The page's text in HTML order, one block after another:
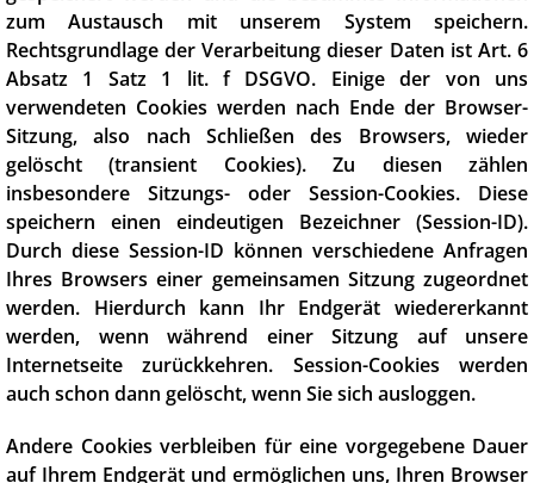
zum Austausch mit unserem System speichern.
Rechtsgrundlage der Verarbeitung dieser Daten ist Art. 6
Absatz 1 Satz 1 lit. f DSGVO. Einige der von uns
verwendeten Cookies werden nach Ende der Browser-
Sitzung, also nach Schließen des Browsers, wieder
gelöscht (transient Cookies). Zu diesen zählen
insbesondere Sitzungs- oder Session-Cookies. Diese
speichern einen eindeutigen Bezeichner (Session-ID).
Durch diese Session-ID können verschiedene Anfragen
Ihres Browsers einer gemeinsamen Sitzung zugeordnet
werden. Hierdurch kann Ihr Endgerät wiedererkannt
werden, wenn während einer Sitzung auf unsere
Internetseite zurückkehren. Session-Cookies werden
auch schon dann gelöscht, wenn Sie sich ausloggen.
Andere Cookies verbleiben für eine vorgegebene Dauer
auf Ihrem Endgerät und ermöglichen uns, Ihren Browser